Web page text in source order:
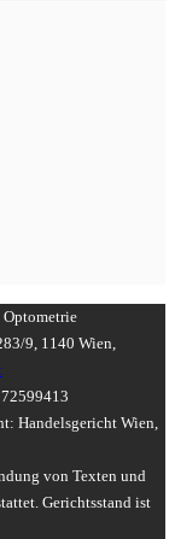
9, 1140 Wien,
Handelsgericht Wien,
von Texten und
Gerichtsstand ist